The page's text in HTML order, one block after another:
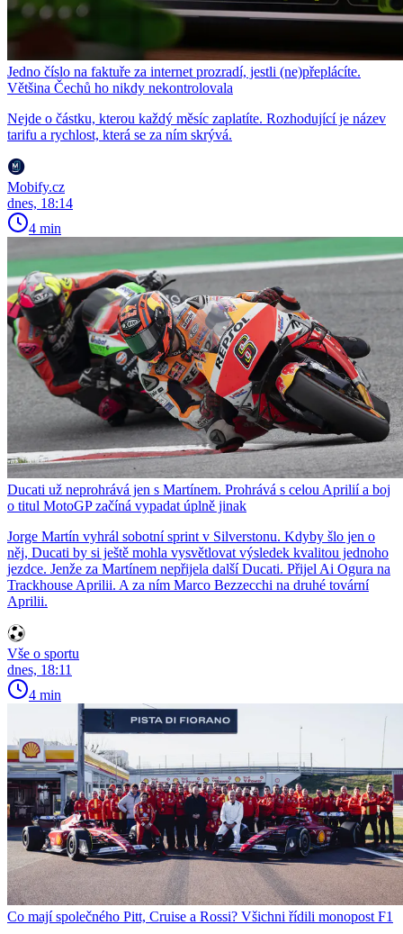
Jedno číslo na faktuře za internet prozradí, jestli (ne)přeplácíte.
Většina Čechů ho nikdy nekontrolovala
Nejde o částku, kterou každý měsíc zaplatíte. Rozhodující je název
tarifu a rychlost, která se za ním skrývá.
Mobify.cz
dnes, 18:14
4 min
Ducati už neprohrává jen s Martínem. Prohrává s celou Aprilií a boj
o titul MotoGP začíná vypadat úplně jinak
Jorge Martín vyhrál sobotní sprint v Silverstonu. Kdyby šlo jen o
něj, Ducati by si ještě mohla vysvětlovat výsledek kvalitou jednoho
jezdce. Jenže za Martínem nepřijela další Ducati. Přijel Ai Ogura na
Trackhouse Aprilii. A za ním Marco Bezzecchi na druhé tovární
Aprilii.
Vše o sportu
dnes, 18:11
4 min
Co mají společného Pitt, Cruise a Rossi? Všichni řídili monopost F1